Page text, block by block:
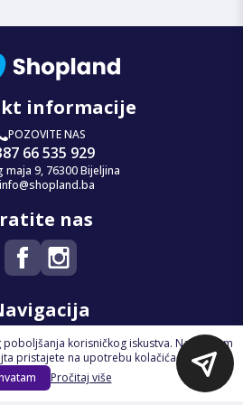
informacije
POZOVITE NAS
66 535 929
maja 9, 76300 Bijeljina
nas
Početna
Na Akciji
Izdvajamo
korisničkog iskustva. Nastavkom
pristajete na upotrebu kolačića.
Pročitaj više